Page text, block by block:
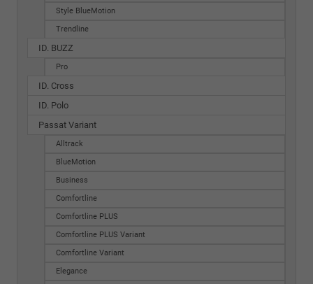
Style BlueMotion
Trendline
ID. BUZZ
Pro
ID. Cross
ID. Polo
Passat Variant
Alltrack
BlueMotion
Business
Comfortline
Comfortline PLUS
Comfortline PLUS Variant
Comfortline Variant
Elegance